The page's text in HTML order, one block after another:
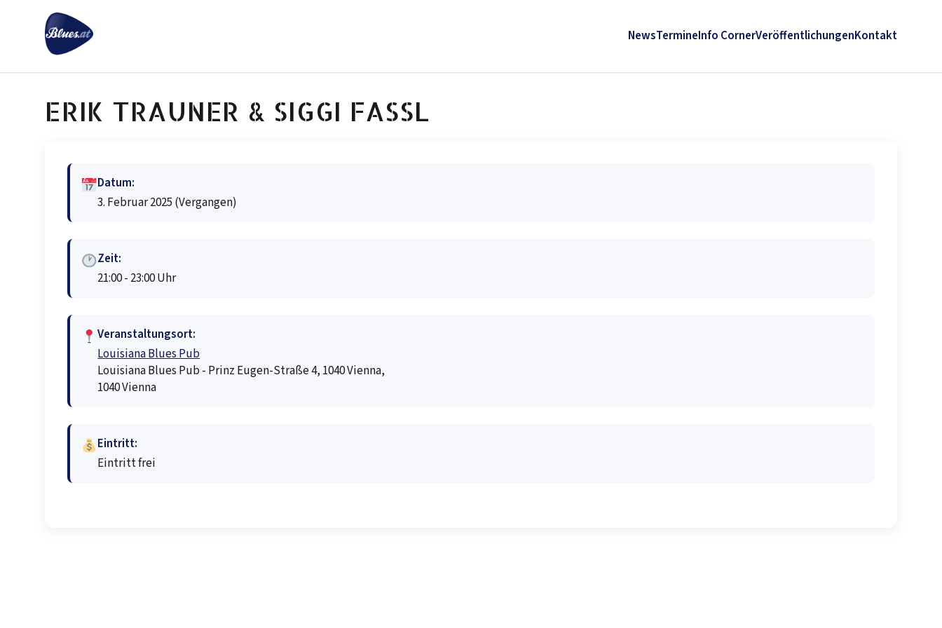
NewsTermineInfo CornerVeröffentlichungenKontakt
ERIK TRAUNER & SIGGI FASSL
Datum:
3. Februar 2025 (Vergangen)
Zeit:
21:00 - 23:00 Uhr
Veranstaltungsort:
Louisiana Blues Pub
Louisiana Blues Pub - Prinz Eugen-Straße 4, 1040 Vienna,
1040 Vienna
Eintritt:
Eintritt frei